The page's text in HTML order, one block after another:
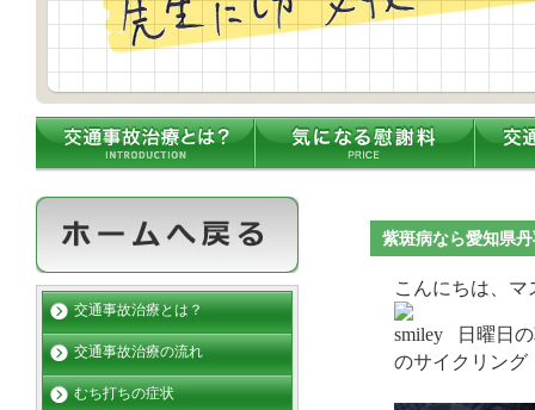
紫斑病なら愛知県
こんにちは、
日曜日
のサイクリング
交通事故治療とは？
交通事故治療の流れ
むち打ちの症状